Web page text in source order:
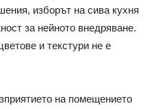
изборът на сива кухня
за нейното внедряване.
и текстури не е
на помещението